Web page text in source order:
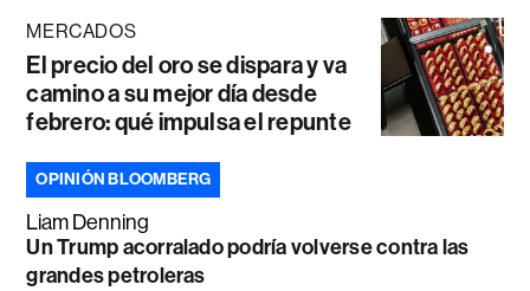
MERCADOS
El precio del oro se dispara y va
camino a su mejor día desde
febrero: qué impulsa el repunte
OPINIÓN BLOOMBERG
Liam Denning
Un Trump acorralado podría volverse contra las
grandes petroleras